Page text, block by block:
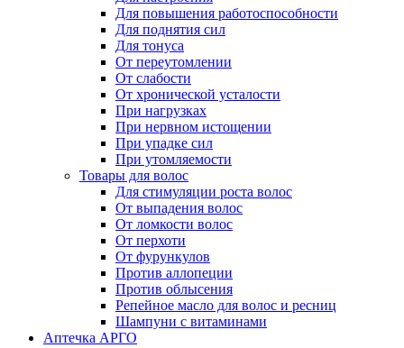
Для повышения работоспособности
Для поднятия сил
Для тонуса
От переутомлении
От слабости
От хронической усталости
При нагрузках
При нервном истощении
При упадке сил
При утомляемости
Товары для волос
Для стимуляции роста волос
От выпадения волос
От ломкости волос
От перхоти
От фурункулов
Против аллопеции
Против облысения
Репейное масло для волос и ресниц
Шампуни с витаминами
Аптечка АРГО